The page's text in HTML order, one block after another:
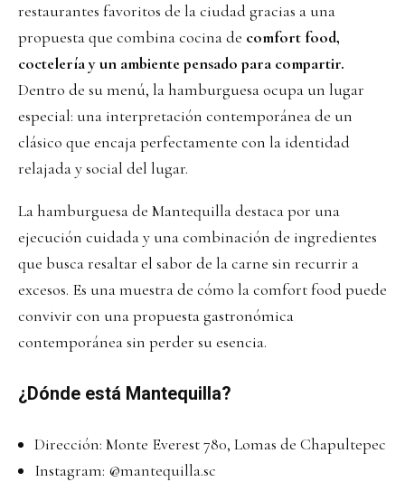
restaurantes favoritos de la ciudad gracias a una
propuesta que combina cocina de comfort food,
coctelería y un ambiente pensado para compartir.
Dentro de su menú, la hamburguesa ocupa un lugar
especial: una interpretación contemporánea de un
clásico que encaja perfectamente con la identidad
relajada y social del lugar.
La hamburguesa de Mantequilla destaca por una
ejecución cuidada y una combinación de ingredientes
que busca resaltar el sabor de la carne sin recurrir a
excesos. Es una muestra de cómo la comfort food puede
convivir con una propuesta gastronómica
contemporánea sin perder su esencia.
¿Dónde está Mantequilla?
Dirección: Monte Everest 780, Lomas de Chapultepec
Instagram: @mantequilla.sc